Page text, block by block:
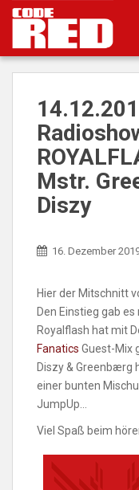
p
Mstr.
Diszy
16. Dezember
Hier der Mitschnitt
Den Einstieg gab
Royalflash hat mit
Fanatics Guest-Mix
Diszy & Greenbærg
einer bunten
JumpUp…
Viel Spaß beim